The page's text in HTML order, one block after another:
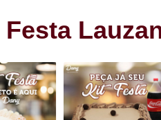
Salgados para